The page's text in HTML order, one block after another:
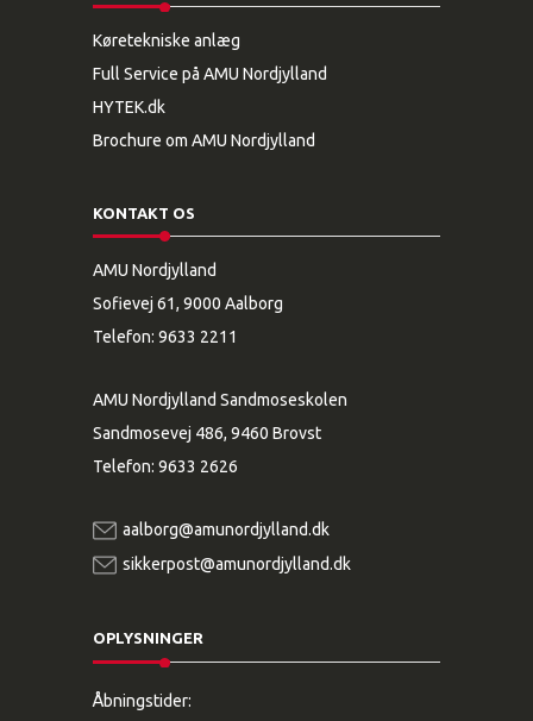
Køretekniske anlæg
Full Service på AMU Nordjylland
HYTEK.dk
Brochure om AMU Nordjylland
KONTAKT OS
AMU Nordjylland
Sofievej 61, 9000 Aalborg
Telefon: 9633 2211
AMU Nordjylland Sandmoseskolen
Sandmosevej 486, 9460 Brovst
Telefon: 9633 2626
aalborg@amunordjylland.dk
sikkerpost@amunordjylland.dk
OPLYSNINGER
Åbningstider: